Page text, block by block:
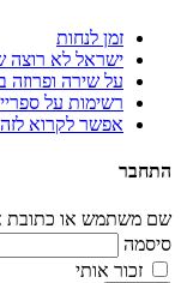
זמן לנחות
ישראל לא רוצה
על שירה ופרוזה
רשימות על
אפשר לקרוא
התחבר
שם משתמש או כתובת
סיסמה
זכור אותי